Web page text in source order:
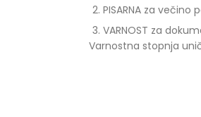
PISARNA za večino
VARNOST za
Varnostna stopnja